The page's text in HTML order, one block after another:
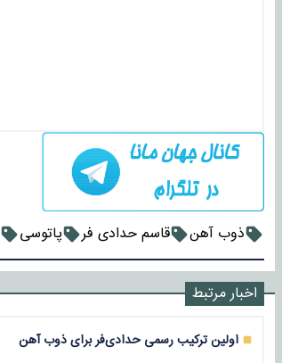
ذوب آهن قاسم حدادی فر پاتوسی
اخبار مرتبط
اولین ترکیب رسمی حدادی‌فر برای ذوب آهن